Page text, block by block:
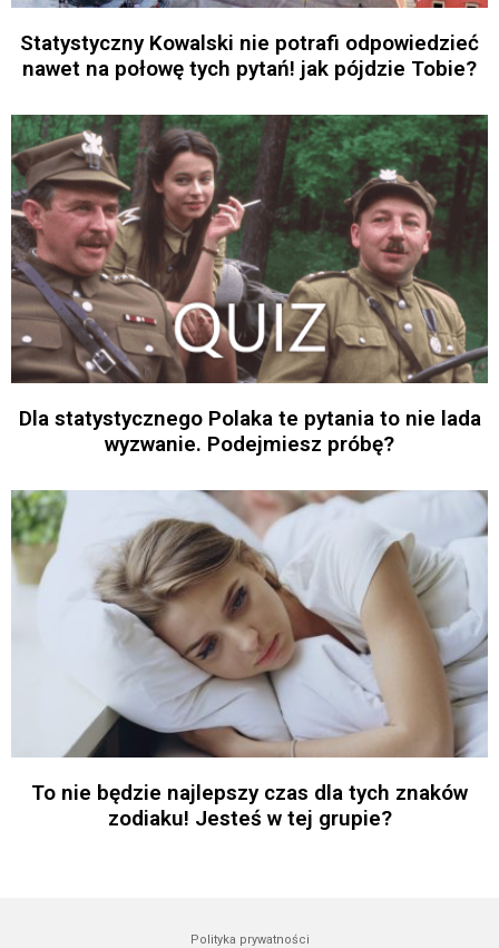
Statystyczny Kowalski nie potrafi odpowiedzieć
nawet na połowę tych pytań! jak pójdzie Tobie?
Dla statystycznego Polaka te pytania to nie lada
wyzwanie. Podejmiesz próbę?
To nie będzie najlepszy czas dla tych znaków
zodiaku! Jesteś w tej grupie?
Polityka prywatności